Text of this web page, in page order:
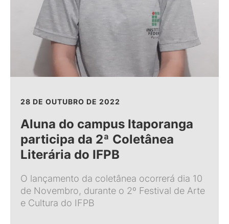
28 DE OUTUBRO DE 2022
Aluna do campus Itaporanga
participa da 2ª Coletânea
Literária do IFPB
O lançamento da coletânea ocorrerá dia 10
de Novembro, durante o 2º Festival de Arte
e Cultura do IFPB